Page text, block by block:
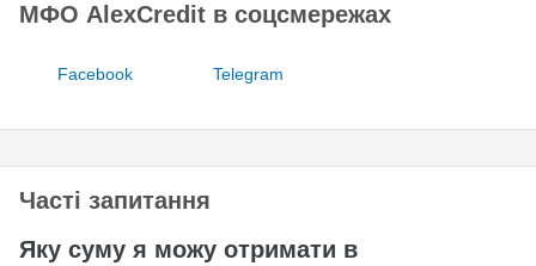
МФО AlexCredit в соцсмережах
Facebook Telegram
Часті запитання
Яку суму я можу отримати в